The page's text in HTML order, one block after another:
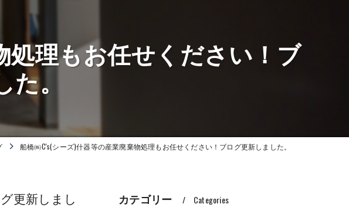
処理もお任せください！ブ
。
船橋㈱C's(シーズ)什器等の産業廃棄物処理もお任せください！ブログ更新しました。
更新しまし
カテゴリー Categories